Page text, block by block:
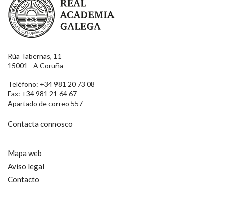
Rúa Tabernas, 11
15001 - A Coruña
Teléfono: +34 981 20 73 08
Fax: +34 981 21 64 67
Apartado de correo 557
Contacta connosco
Mapa web
Aviso legal
Contacto